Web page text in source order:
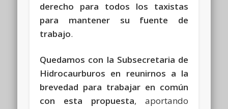
derecho para todos los taxistas
para mantener su fuente de
trabajo.
Quedamos con la Subsecretaria de
Hidrocaurburos en reunirnos a la
brevedad para trabajar en común
con esta propuesta, aportando